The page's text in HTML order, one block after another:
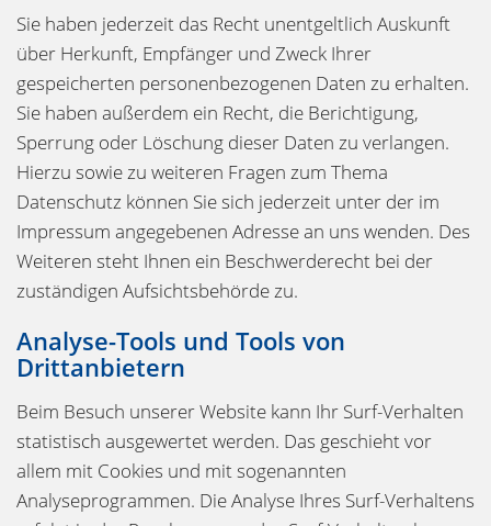
Sie haben jederzeit das Recht unentgeltlich Auskunft
über Herkunft, Empfänger und Zweck Ihrer
gespeicherten personenbezogenen Daten zu erhalten.
Sie haben außerdem ein Recht, die Berichtigung,
Sperrung oder Löschung dieser Daten zu verlangen.
Hierzu sowie zu weiteren Fragen zum Thema
Datenschutz können Sie sich jederzeit unter der im
Impressum angegebenen Adresse an uns wenden. Des
Weiteren steht Ihnen ein Beschwerderecht bei der
zuständigen Aufsichtsbehörde zu.
Analyse-Tools und Tools von
Drittanbietern
Beim Besuch unserer Website kann Ihr Surf-Verhalten
statistisch ausgewertet werden. Das geschieht vor
allem mit Cookies und mit sogenannten
Analyseprogrammen. Die Analyse Ihres Surf-Verhaltens